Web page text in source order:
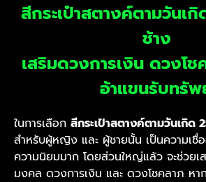
สีกระเป๋าสตางค์ตามวันเ
ช้าง
เสริมดวงการเงิน ดวงโ
อ้าแขนรับทรั
ในการเลือก สีกระเป๋าสตางค์ตามวันเกิด
สำหรับผู้หญิง และ ผู้ชายนั้น เป็นความเชื่
ความนิยมมาก โดยส่วนใหญ่แล้ว จะช่วยเ
มงคล ดวงการเงิน และ ดวงโชคลาภ หา